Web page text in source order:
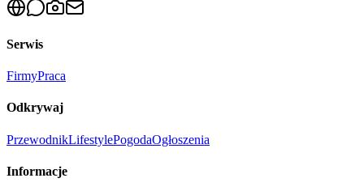
Serwis
FirmyPraca
Odkrywaj
PrzewodnikLifestylePogodaOgłoszenia
Informacje